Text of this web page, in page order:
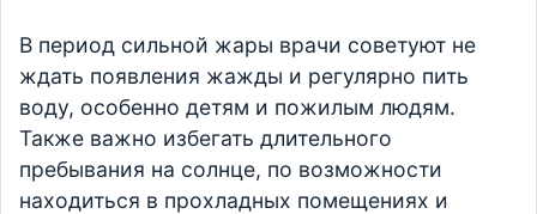
В период сильной жары врачи советуют не
ждать появления жажды и регулярно пить
воду, особенно детям и пожилым людям.
Также важно избегать длительного
пребывания на солнце, по возможности
находиться в прохладных помещениях и